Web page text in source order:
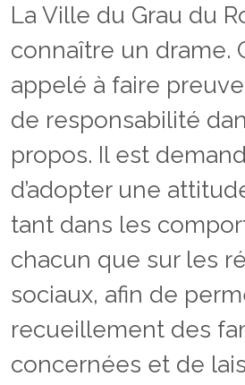
La Ville du Grau du
connaître un drame.
appelé à faire
de responsabilité
propos. Il est
d’adopter une
tant dans les
chacun que sur les
sociaux, afin de
recueillement des
concernées et de